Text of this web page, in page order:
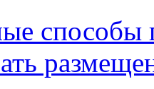
способы